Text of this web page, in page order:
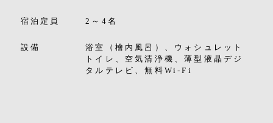
宿泊定員 2～4名
設備
浴室（檜内風呂）、ウォシュレット
トイレ、空気清浄機、薄型液晶デジ
タルテレビ、無料Wi-Fi